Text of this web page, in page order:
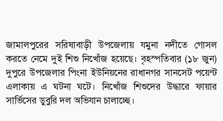
জামালপুরের সরিষাবাড়ী উপজেলায় যমুনা নদীতে গোসল
করতে নেমে দুই শিশু নিখোঁজ হয়েছে। বৃহস্পতিবার (১৮ জুন)
দুপুরে উপজেলার পিংনা ইউনিয়নের রাধানগর সানসেট পয়েন্ট
এলাকায় এ ঘটনা ঘটে। নিখোঁজ শিশুদের উদ্ধারে ফায়ার
সার্ভিসের ডুবুরি দল অভিযান চালাচ্ছে।